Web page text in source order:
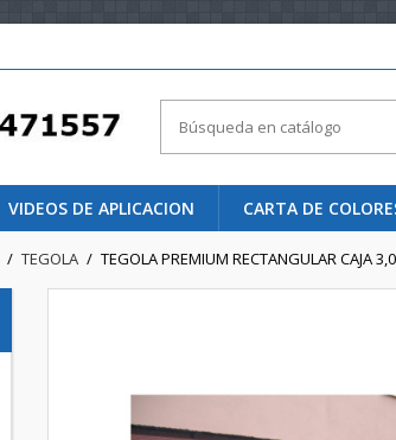
VIDEOS DE APLICACION CARTA DE
TEGOLA TEGOLA PREMIUM RECTANGULAR CAJA